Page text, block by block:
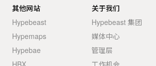
其他网站
Hypebeast
Hypemaps
Hypebae
HBX
关于我们
Hypebeast 集团
媒体中心
管理层
工作机会